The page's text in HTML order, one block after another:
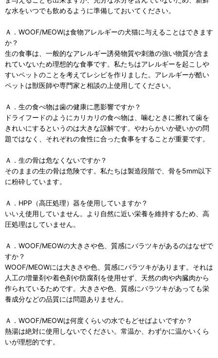
な水をいつでも飲めるように準備しておいてください。
Ａ．WOOF/MEOWは食物アレルギーの犬猫に与えることはできます
か？
生の食事は、一般的なアレルギー誘発物質や刺激の強い物質が含ま
れていないため理想的な食事です。私たちはアレルギーを起こしや
すいペットのことを考えてレシピを作りました。アレルギーが酷い
ペットは獣医師や専門家と相談の上使用してください。
Ａ．生の食べ物は歯の健康に悪影響ですか？
ドライフードのようにカリカリの食べ物は、噛むときに擦れて歯を
きれいにするというのは大きな誤解です。やわらかいか硬いかの問
題ではなく、それぞれの食性に合った食事をすることが重要です。
Ａ．生の骨は危なくないですか？
そのままの生の骨は危険です。私たちは製造段階で、骨を5mm以下
に粉砕しています。
Ａ．HPP（高圧処理）器を使用していますか？
いいえ使用していません。より自然に近い栄養を維持するため、高
圧処理はしていません。
Ａ．WOOF/MEOWの大きさや色、質感にバラツキがあるのはなぜで
すか？
WOOF/MEOWには大きさや色、質感にバラツキがあります。それは
人工の増量剤や着色剤や防腐剤を使用せず、天然の肉や内臓肉から
作られているためです。大きさや色、質感にバラツキがあっても栄
養成分などの品質には問題ありません。
Ａ．WOOF/MEOWは何度くらいの水でもどせばよいですか？
熱湯は絶対に使用しないでください。常温か、わずかに温かいくら
いが理想的です。